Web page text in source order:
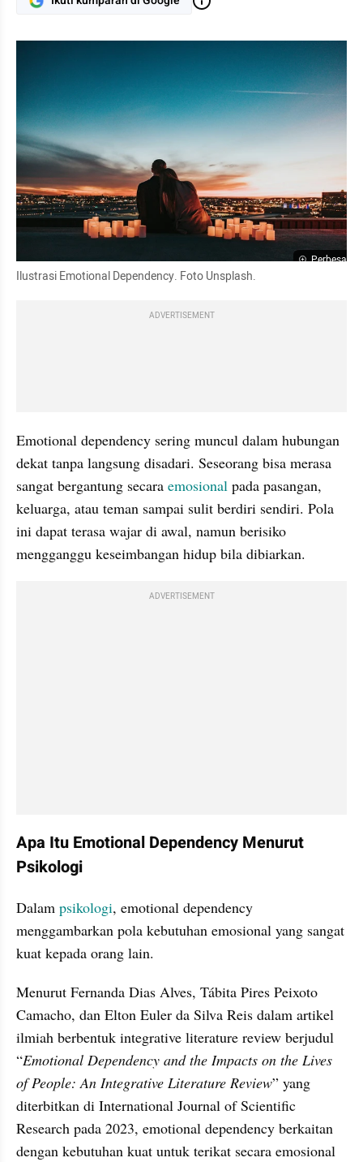
Perbesar
Ilustrasi Emotional Dependency. Foto Unsplash.
ADVERTISEMENT
Emotional dependency sering muncul dalam hubungan
dekat tanpa langsung disadari. Seseorang bisa merasa
sangat bergantung secara emosional pada pasangan,
keluarga, atau teman sampai sulit berdiri sendiri. Pola
ini dapat terasa wajar di awal, namun berisiko
mengganggu keseimbangan hidup bila dibiarkan.
ADVERTISEMENT
Apa Itu Emotional Dependency Menurut
Psikologi
Dalam psikologi, emotional dependency
menggambarkan pola kebutuhan emosional yang sangat
kuat kepada orang lain.
Menurut Fernanda Dias Alves, Tábita Pires Peixoto
Camacho, dan Elton Euler da Silva Reis dalam artikel
ilmiah berbentuk integrative literature review berjudul
“Emotional Dependency and the Impacts on the Lives
of People: An Integrative Literature Review” yang
diterbitkan di International Journal of Scientific
Research pada 2023, emotional dependency berkaitan
dengan kebutuhan kuat untuk terikat secara emosional